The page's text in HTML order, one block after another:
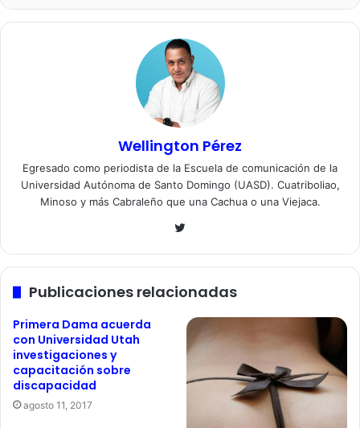
Wellington Pérez
Egresado como periodista de la Escuela de comunicación de la
Universidad Autónoma de Santo Domingo (UASD). Cuatriboliao,
Minoso y más Cabraleño que una Cachua o una Viejaca.
Twitter
Publicaciones relacionadas
Primera Dama acuerda
con Universidad Utah
investigaciones y
capacitación sobre
discapacidad
agosto 11, 2017